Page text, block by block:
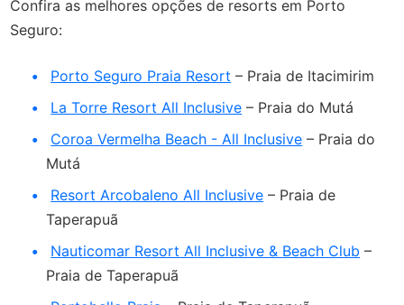
Confira as melhores opções de resorts em Porto
Seguro:
Porto Seguro Praia Resort – Praia de Itacimirim
La Torre Resort All Inclusive – Praia do Mutá
Coroa Vermelha Beach - All Inclusive – Praia do
Mutá
Resort Arcobaleno All Inclusive – Praia de
Taperapuã
Nauticomar Resort All Inclusive & Beach Club –
Praia de Taperapuã